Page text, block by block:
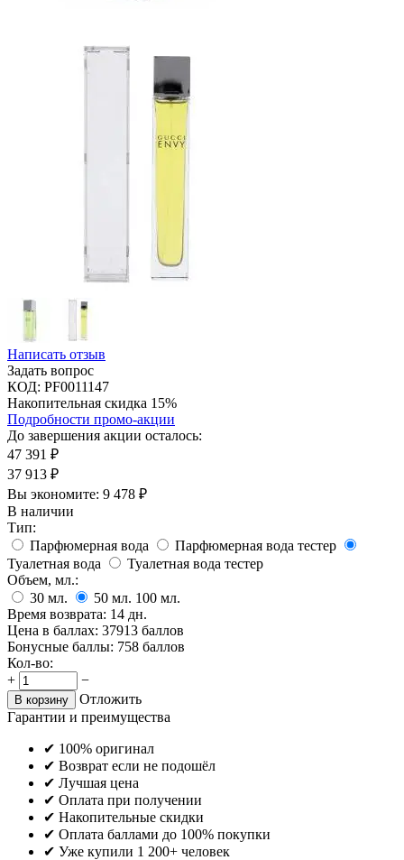
Написать отзыв
Задать вопрос
КОД: PF0011147
Накопительная скидка 15%
Подробности промо-акции
До завершения акции осталось:
47 391 ₽
37 913 ₽
Вы экономите: 9 478 ₽
В наличии
Тип:
Парфюмерная вода
Парфюмерная вода тестер
Туалетная вода
Туалетная вода тестер
Объем, мл.:
30 мл. 50 мл. 100 мл.
Время возврата: 14 дн.
Цена в баллах: 37913 баллов
Бонусные баллы: 758 баллов
Кол-во:
+
−
В корзину
Отложить
Гарантии и преимущества
✔ 100% оригинал
✔ Возврат если не подошёл
✔ Лучшая цена
✔ Оплата при получении
✔ Накопительные скидки
✔ Оплата баллами до 100% покупки
✔ Уже купили 1 200+ человек